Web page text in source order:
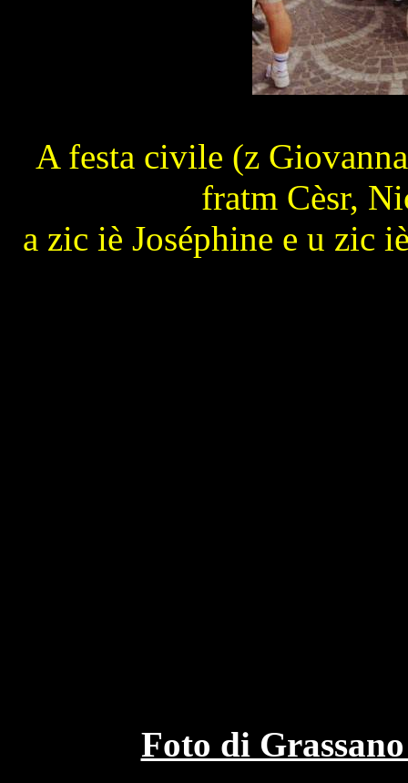
A festa civile (z
fratm Cèsr,
a zic iè Joséphine e u zic
Foto di